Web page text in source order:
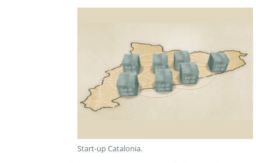
Start-up Catalonia.